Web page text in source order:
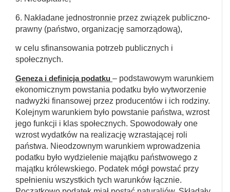
6. Nakładane jednostronnie przez związek publiczno-
prawny (państwo, organizację samorządową),
w celu sfinansowania potrzeb publicznych i
społecznych.
Geneza i definicja podatku – podstawowym warunkiem
ekonomicznym powstania podatku było wytworzenie
nadwyżki finansowej przez producentów i ich rodziny.
Kolejnym warunkiem było powstanie państwa, wzrost
jego funkcji i klas społecznych. Spowodowały one
wzrost wydatków na realizację wzrastającej roli
państwa. Nieodzownym warunkiem wprowadzenia
podatku było wydzielenie majątku państwowego z
majątku królewskiego. Podatek mógł powstać przy
spełnieniu wszystkich tych warunków łącznie.